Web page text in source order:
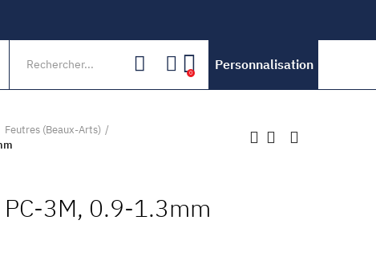
0
Personnalisation
Feutres (Beaux-Arts)
PC-3M, 0.9-1.3mm